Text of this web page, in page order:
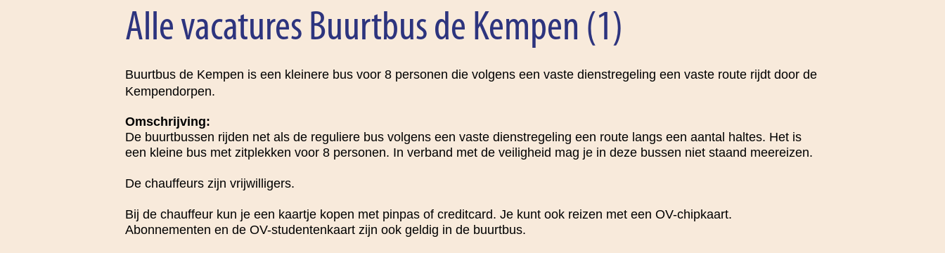
Alle vacatures Buurtbus de Kempen (1)
Buurtbus de Kempen is een kleinere bus voor 8 personen die volgens een vaste dienstregeling een vaste route rijdt door de
Kempendorpen.
Omschrijving:
De buurtbussen rijden net als de reguliere bus volgens een vaste dienstregeling een route langs een aantal haltes. Het is
een kleine bus met zitplekken voor 8 personen. In verband met de veiligheid mag je in deze bussen niet staand meereizen.
De chauffeurs zijn vrijwilligers.
Bij de chauffeur kun je een kaartje kopen met pinpas of creditcard. Je kunt ook reizen met een OV-chipkaart.
Abonnementen en de OV-studentenkaart zijn ook geldig in de buurtbus.